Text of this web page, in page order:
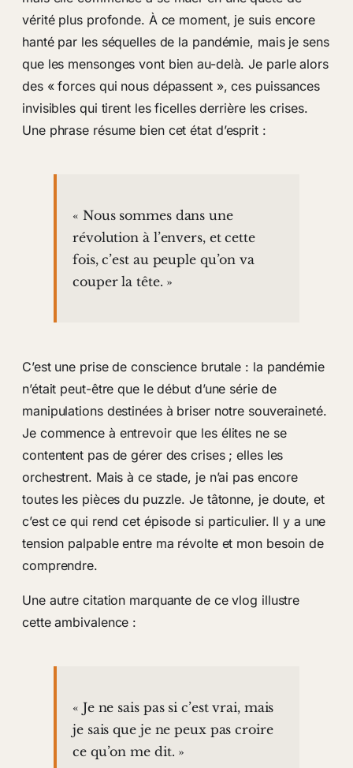
vérité plus profonde. À ce moment, je suis encore
hanté par les séquelles de la pandémie, mais je sens
que les mensonges vont bien au-delà. Je parle alors
des « forces qui nous dépassent », ces puissances
invisibles qui tirent les ficelles derrière les crises.
Une phrase résume bien cet état d’esprit :
« Nous sommes dans une
révolution à l’envers, et cette
fois, c’est au peuple qu’on va
couper la tête. »
C’est une prise de conscience brutale : la pandémie
n’était peut-être que le début d’une série de
manipulations destinées à briser notre souveraineté.
Je commence à entrevoir que les élites ne se
contentent pas de gérer des crises ; elles les
orchestrent. Mais à ce stade, je n’ai pas encore
toutes les pièces du puzzle. Je tâtonne, je doute, et
c’est ce qui rend cet épisode si particulier. Il y a une
tension palpable entre ma révolte et mon besoin de
comprendre.
Une autre citation marquante de ce vlog illustre
cette ambivalence :
« Je ne sais pas si c’est vrai, mais
je sais que je ne peux pas croire
ce qu’on me dit. »